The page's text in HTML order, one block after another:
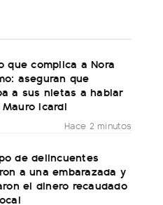
que complica a Nora
aseguran que
a sus nietas a hablar
Icardi
Hace 2 minutos
de delincuentes
a una embarazada y
el dinero recaudado